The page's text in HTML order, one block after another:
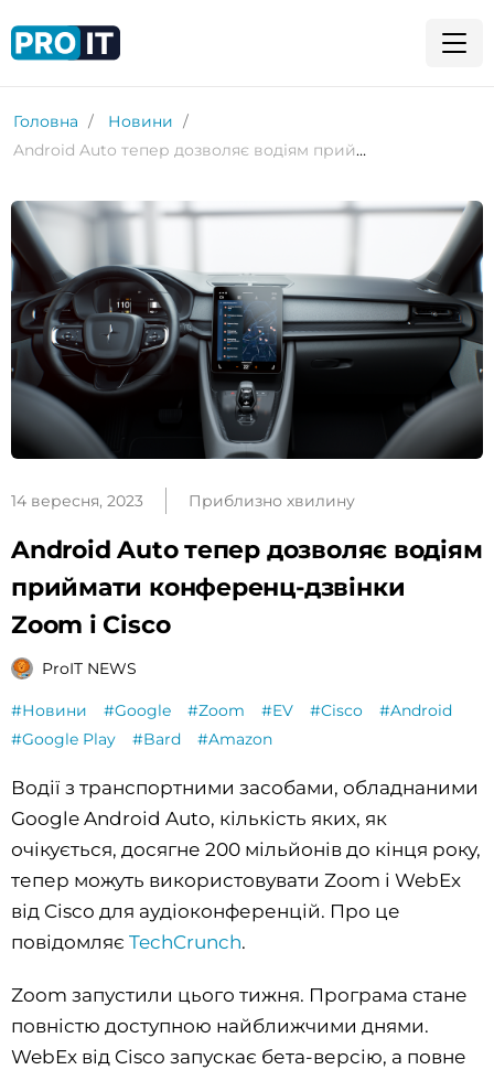
Головна
Новини
Android Auto тепер дозволяє водіям приймати конференц-дзвінки Zoom і Cisco
14 вересня, 2023 Приблизно хвилину
Android Auto тепер дозволяє водіям
приймати конференц-дзвінки
Zoom і Cisco
ProIT NEWS
#Новини #Google #Zoom #EV #Cisco
#Android
#Google Play
#Bard #Amazon
Водії з транспортними засобами, обладнаними
Google Android Auto, кількість яких, як
очікується, досягне 200 мільйонів до кінця року,
тепер можуть використовувати Zoom і WebEx
від Cisco для аудіоконференцій. Про це
повідомляє TechCrunch.
Zoom запустили цього тижня. Програма стане
повністю доступною найближчими днями.
WebEx від Cisco запускає бета-версію, а повне